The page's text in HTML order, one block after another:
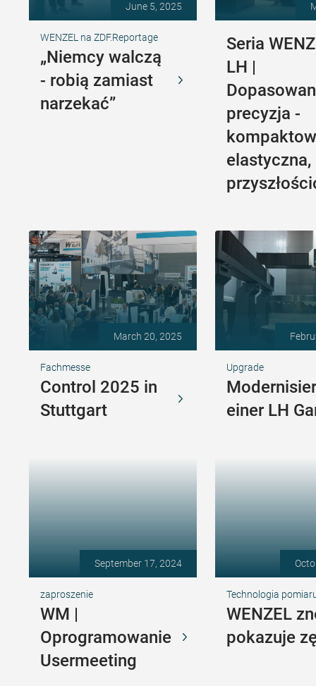
June 5, 2025
WENZEL na ZDF.Reportage
„Niemcy walczą
- robią zamiast
narzekać”
Seria
LH |
precyzja -
elastyczna,
March 20, 2025
Fachmesse
Control 2025 in
Stuttgart
Upgrade
einer LH
September 17, 2024
zaproszenie
WM |
Oprogramowanie
Usermeeting
Technologia
WENZEL
pokazuje